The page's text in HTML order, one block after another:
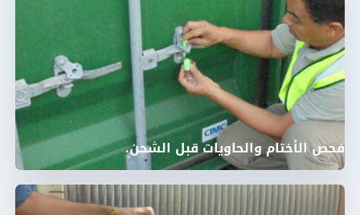
فحص الأختام والحاويات قبل الشحن.